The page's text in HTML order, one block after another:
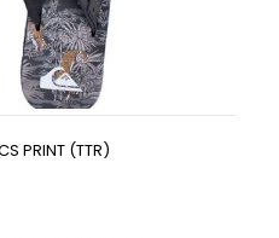
PRINT (TTR)